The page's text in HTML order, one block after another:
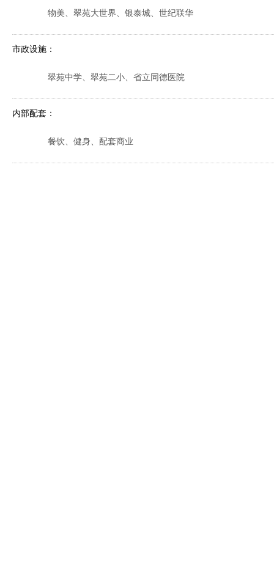
物美、翠苑大世界、银泰城、世纪联华
市政设施：
翠苑中学、翠苑二小、省立同德医院
内部配套：
餐饮、健身、配套商业